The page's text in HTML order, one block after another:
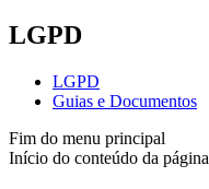
LGPD
LGPD
Guias e Documentos
Fim do menu principal
Início do conteúdo da página